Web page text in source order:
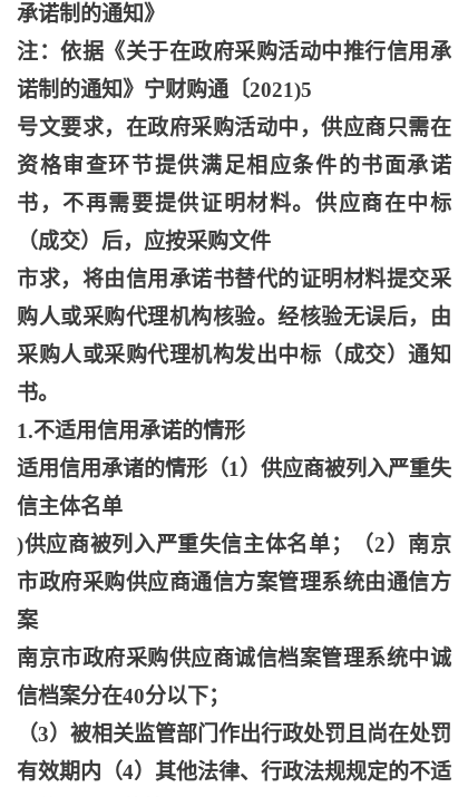
承诺制的通知》
注：依据《关于在政府采购活动中推行信用承
诺制的通知》宁财购通〔2021)5
号文要求，在政府采购活动中，供应商只需在
资格审查环节提供满足相应条件的书面承诺
书，不再需要提供证明材料。供应商在中标
（成交）后，应按采购文件
市求，将由信用承诺书替代的证明材料提交采
购人或采购代理机构核验。经核验无误后，由
采购人或采购代理机构发出中标（成交）通知
书。
1.不适用信用承诺的情形
适用信用承诸的情形（1）供应商被列入严重失
信主体名单
)供应商被列入严重失信主体名单；（2）南京
市政府采购供应商通信方案管理系统由通信方
案
南京市政府采购供应商诚信档案管理系统中诚
信档案分在40分以下；
（3）被相关监管部门作出行政处罚且尚在处罚
有效期内（4）其他法律、行政法规规定的不适